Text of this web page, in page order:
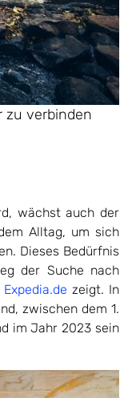
zu verbinden
wächst auch der
Alltag, um sich
Dieses Bedürfnis
der Suche nach
Expedia.de zeigt. In
zwischen dem 1.
im Jahr 2023 sein